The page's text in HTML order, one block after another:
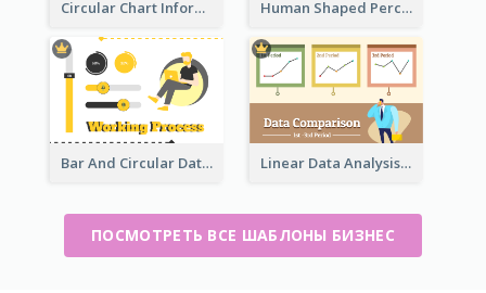
Circular Chart Information Comparison Human Shaped Percentage
Bar And Circular Data Analysis Linear Data Analysis Comparison
ПОСМОТРЕТЬ ВСЕ ШАБЛОНЫ БИЗНЕС